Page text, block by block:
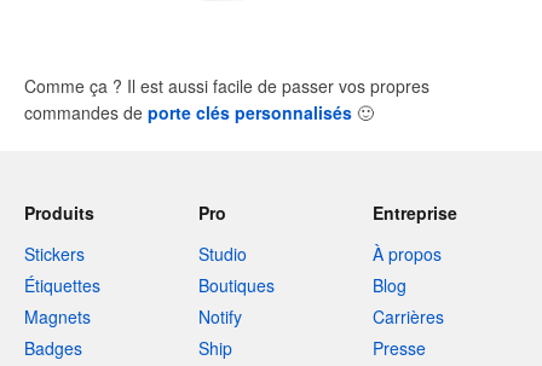
Comme ça ? Il est aussi facile de passer vos propres
commandes de porte clés personnalisés 🙂
Produits
Stickers
Étiquettes
Magnets
Badges
Pro
Studio
Boutiques
Notify
Ship
Entreprise
À propos
Blog
Carrières
Presse